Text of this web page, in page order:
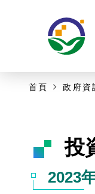
主要內容開始
首頁 政府資
投
2023